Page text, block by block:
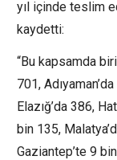
yıl içinde teslim
kaydetti:
“Bu kapsamda
701,
Elazığ’da 386,
bin 135,
Gaziantep’te 9